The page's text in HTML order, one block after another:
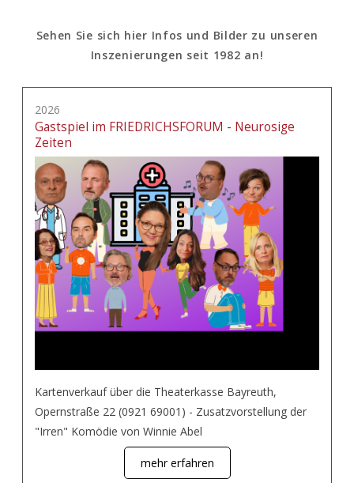
Sehen Sie sich hier Infos und Bilder zu unseren
Inszenierungen seit 1982 an!
2026
Gastspiel im FRIEDRICHSFORUM - Neurosige
Zeiten
Kartenverkauf über die Theaterkasse Bayreuth,
Opernstraße 22 (0921 69001) - Zusatzvorstellung der
"Irren" Komödie von Winnie Abel
mehr erfahren